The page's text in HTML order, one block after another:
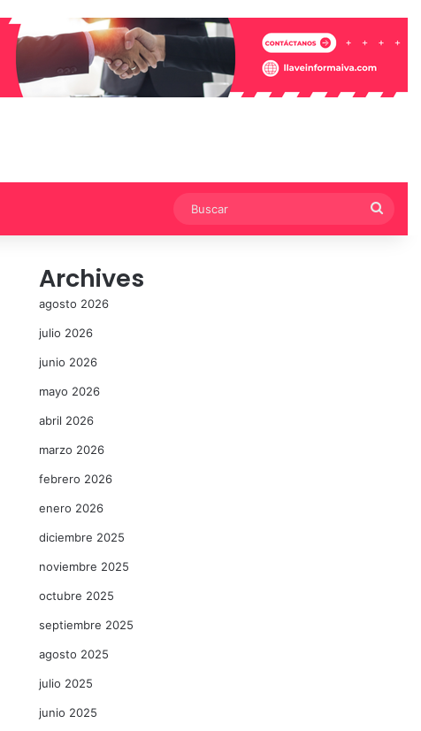
Archives
agosto 2026
julio 2026
junio 2026
mayo 2026
abril 2026
marzo 2026
febrero 2026
enero 2026
diciembre 2025
noviembre 2025
octubre 2025
septiembre 2025
agosto 2025
julio 2025
junio 2025